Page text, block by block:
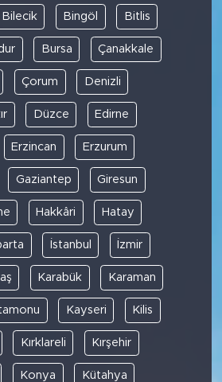
Bilecik Bingöl Bitlis
Bursa Çanakkale
Çorum Denizli
Düzce Edirne
Erzincan Erzurum
Gaziantep Giresun
Hakkâri Hatay
İstanbul İzmir
Karabük Karaman
Kayseri Kilis
Kırklareli Kırşehir
Konya Kütahya